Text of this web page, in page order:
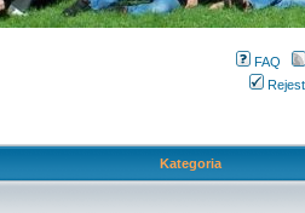
FAQ
Kategoria